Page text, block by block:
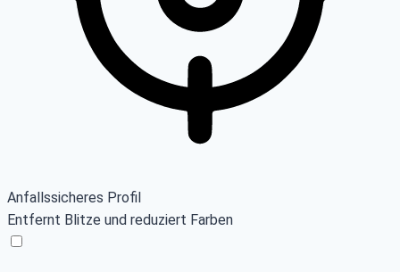
Anfallssicheres Profil
Entfernt Blitze und reduziert Farben